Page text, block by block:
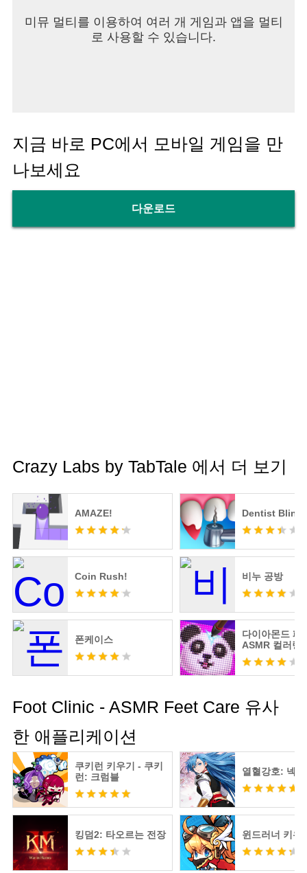
미뮤 멀티를 이용하여 여러 개 게임과 앱을 멀티
로 사용할 수 있습니다.
지금 바로 PC에서 모바일 게임을 만
나보세요
다운로드
Crazy Labs by TabTale 에서 더 보기
AMAZE! Dentist Bling
Coin Rush! 비누 공방
폰케이스
다이아몬드 페
ASMR 컬러링
Foot Clinic - ASMR Feet Care 유사
한 애플리케이션
쿠키런 키우기 - 쿠키
런: 크럼블
열혈강호: 넥
킹덤2: 타오르는 전장 윈드러너 키우